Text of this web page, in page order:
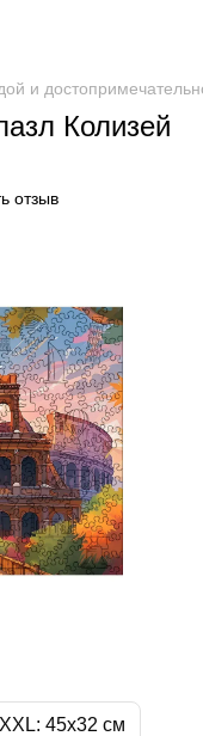
и
Колизей
отзыв
XXL: 45х32 cм